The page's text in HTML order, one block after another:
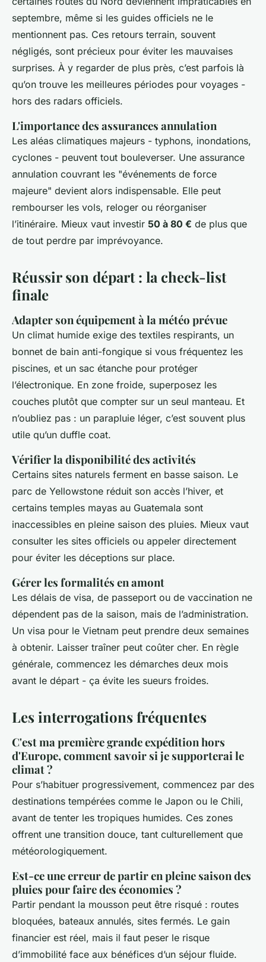
septembre, même si les guides officiels ne le
mentionnent pas. Ces retours terrain, souvent
négligés, sont précieux pour éviter les mauvaises
surprises. À y regarder de plus près, c’est parfois là
qu’on trouve les meilleures périodes pour voyages -
hors des radars officiels.
L'importance des assurances annulation
Les aléas climatiques majeurs - typhons, inondations,
cyclones - peuvent tout bouleverser. Une assurance
annulation couvrant les "événements de force
majeure" devient alors indispensable. Elle peut
rembourser les vols, reloger ou réorganiser
l’itinéraire. Mieux vaut investir 50 à 80 € de plus que
de tout perdre par imprévoyance.
Réussir son départ : la check-list
finale
Adapter son équipement à la météo prévue
Un climat humide exige des textiles respirants, un
bonnet de bain anti-fongique si vous fréquentez les
piscines, et un sac étanche pour protéger
l’électronique. En zone froide, superposez les
couches plutôt que compter sur un seul manteau. Et
n’oubliez pas : un parapluie léger, c’est souvent plus
utile qu’un duffle coat.
Vérifier la disponibilité des activités
Certains sites naturels ferment en basse saison. Le
parc de Yellowstone réduit son accès l’hiver, et
certains temples mayas au Guatemala sont
inaccessibles en pleine saison des pluies. Mieux vaut
consulter les sites officiels ou appeler directement
pour éviter les déceptions sur place.
Gérer les formalités en amont
Les délais de visa, de passeport ou de vaccination ne
dépendent pas de la saison, mais de l’administration.
Un visa pour le Vietnam peut prendre deux semaines
à obtenir. Laisser traîner peut coûter cher. En règle
générale, commencez les démarches deux mois
avant le départ - ça évite les sueurs froides.
Les interrogations fréquentes
C'est ma première grande expédition hors
d'Europe, comment savoir si je supporterai le
climat ?
Pour s’habituer progressivement, commencez par des
destinations tempérées comme le Japon ou le Chili,
avant de tenter les tropiques humides. Ces zones
offrent une transition douce, tant culturellement que
météorologiquement.
Est-ce une erreur de partir en pleine saison des
pluies pour faire des économies ?
Partir pendant la mousson peut être risqué : routes
bloquées, bateaux annulés, sites fermés. Le gain
financier est réel, mais il faut peser le risque
d’immobilité face aux bénéfices d’un séjour fluide.